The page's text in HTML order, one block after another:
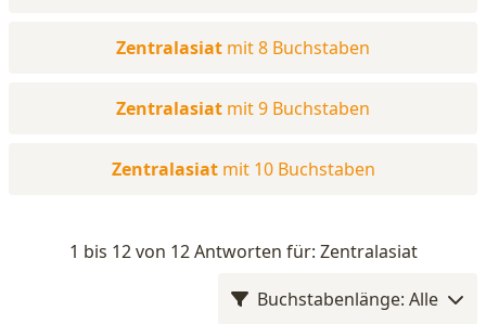
Zentralasiat mit 8 Buchstaben
Zentralasiat mit 9 Buchstaben
Zentralasiat mit 10 Buchstaben
1 bis 12 von 12 Antworten für: Zentralasiat
Buchstabenlänge: Alle